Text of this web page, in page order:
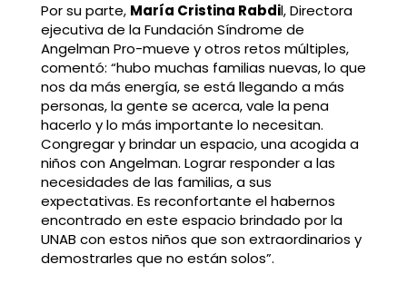
Por su parte, María Cristina Rabdil, Directora
ejecutiva de la Fundación Síndrome de
Angelman Pro-mueve y otros retos múltiples,
comentó: “hubo muchas familias nuevas, lo que
nos da más energía, se está llegando a más
personas, la gente se acerca, vale la pena
hacerlo y lo más importante lo necesitan.
Congregar y brindar un espacio, una acogida a
niños con Angelman. Lograr responder a las
necesidades de las familias, a sus
expectativas. Es reconfortante el habernos
encontrado en este espacio brindado por la
UNAB con estos niños que son extraordinarios y
demostrarles que no están solos”.